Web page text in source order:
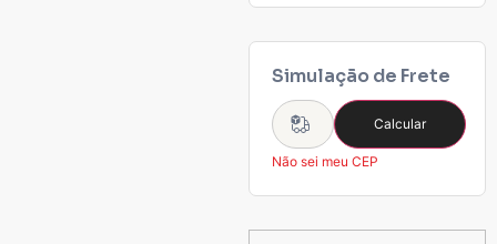
Simulação de Frete
Calcular
Não sei meu CEP